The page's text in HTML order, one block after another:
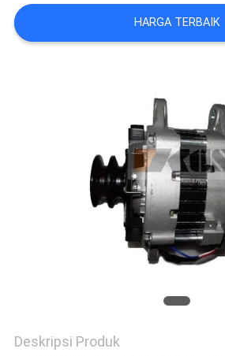
SITEMAP
HARGA TERBAIK
Deskripsi Produk